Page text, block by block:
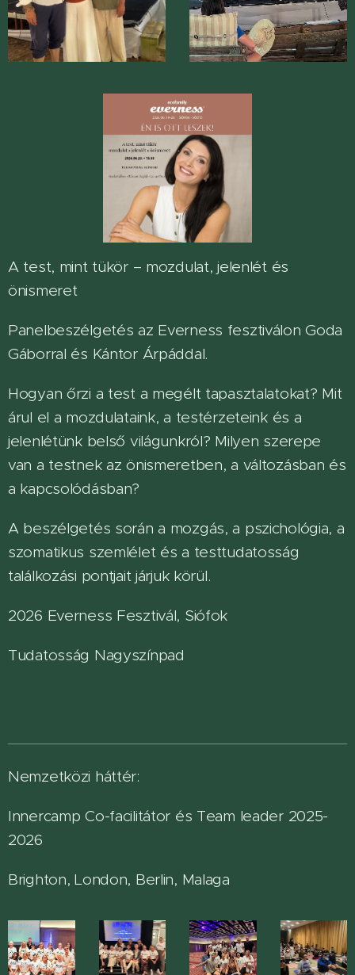
A test, mint tükör – mozdulat, jelenlét és
önismeret
Panelbeszélgetés az Everness fesztiválon Goda
Gáborral és Kántor Árpáddal.
Hogyan őrzi a test a megélt tapasztalatokat? Mit
árul el a mozdulataink, a testérzeteink és a
jelenlétünk belső világunkról? Milyen szerepe
van a testnek az önismeretben, a változásban és
a kapcsolódásban?
A beszélgetés során a mozgás, a pszichológia, a
szomatikus szemlélet és a testtudatosság
találkozási pontjait járjuk körül.
2026 Everness Fesztivál, Siófok
Tudatosság Nagyszínpad
Nemzetközi háttér:
Innercamp Co-facilitátor és Team leader 2025-
2026
Brighton, London, Berlin, Malaga